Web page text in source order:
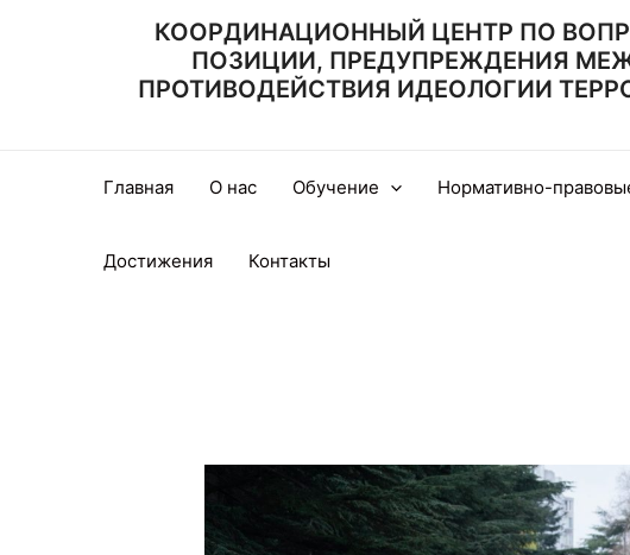
КООРДИНАЦИОННЫЙ ЦЕНТР ПО
ПОЗИЦИИ, ПРЕДУПРЕЖДЕНИЯ
ПРОТИВОДЕЙСТВИЯ ИДЕОЛОГИИ
Главная О нас Обучение Нормативно-
Достижения Контакты